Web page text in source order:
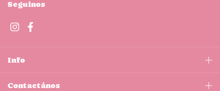
Seguinos
Info
Contactános